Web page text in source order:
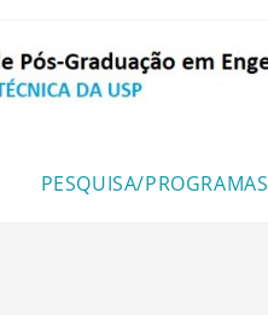
PESQUISA/PROGRAMAS